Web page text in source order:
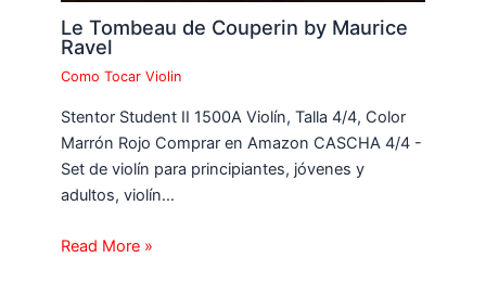
Le Tombeau de Couperin by Maurice
Ravel
Como Tocar Violin
Stentor Student II 1500A Violín, Talla 4/4, Color
Marrón Rojo Comprar en Amazon CASCHA 4/4 -
Set de violín para principiantes, jóvenes y
adultos, violín…
Read More »